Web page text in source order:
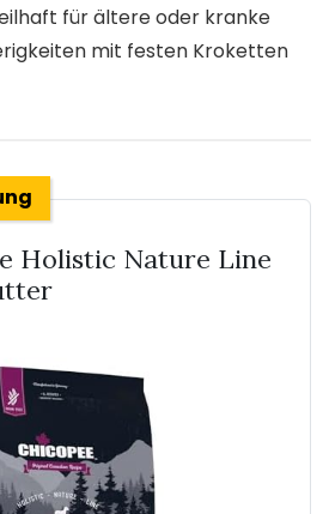
für ältere oder kranke
mit festen Kroketten
Holistic Nature Line